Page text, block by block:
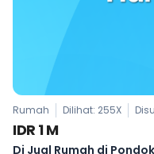
Rumah Dilihat: 255X
IDR 1 M
Di Jual Rumah di